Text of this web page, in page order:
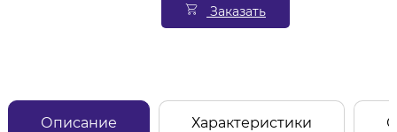
Заказать
Описание Характеристики